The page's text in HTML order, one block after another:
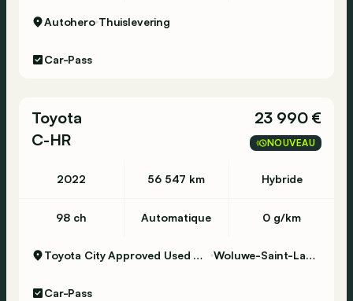
Autohero Thuislevering
Car-Pass
Toyota
C-HR
23 990 €
NOUVEAU
2022 56 547 km Hybride
98 ch Automatique 0 g/km
Toyota City Approved Used Woluwe Woluwe-Saint-Lambert
Car-Pass